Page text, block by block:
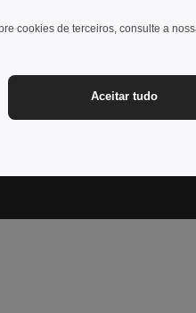
Preços de
cookies de terceiros, consulte a
Aceitar tudo